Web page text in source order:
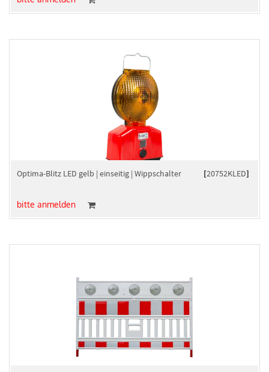
[20752KLED]
Optima-Blitz LED gelb | einseitig | Wippschalter
bitte anmelden